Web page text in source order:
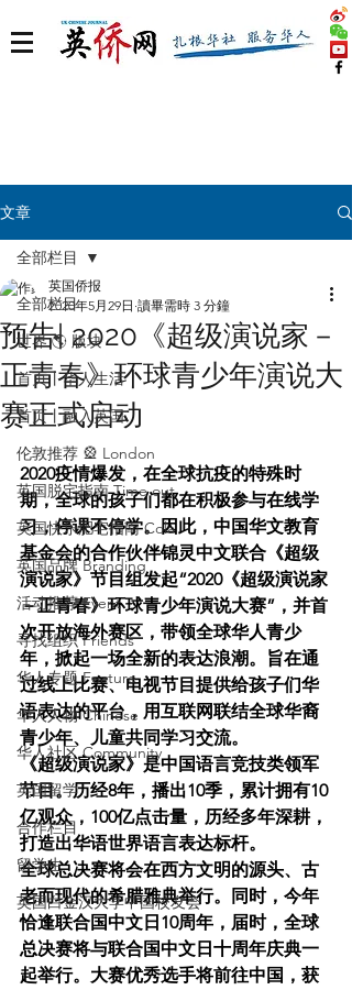
文章
全部栏目
世界 🌎 版块
首页丨华人生活
首页丨融入英国
伦敦推荐 🎡 London
英国脱宅指南 Time out
英国快乐肥宅指南 Cola
英国品牌 Branding
活动推荐 Event
寻找组织 Friends
华人专题 Feature
华人人物 Chinese
华人社区 Community
英国留学
合作栏目
留学生
英国白金汉大学中国校友会
全部栏目
预告| 2020《超级演说家－
正青春》环球青少年演说大
赛正式启动
英国侨报
2020年5月29日 讀畢需時 3 分鐘
2020疫情爆发，在全球抗疫的特殊时
期，全球的孩子们都在积极参与在线学
习，停课不停学。因此，中国华文教育
基金会的合作伙伴锦灵中文联合《超级
演说家》节目组发起“2020《超级演说家
－正青春》环球青少年演说大赛”，并首
次开放海外赛区，带领全球华人青少
年，掀起一场全新的表达浪潮。旨在通
过线上比赛、电视节目提供给孩子们华
语表达的平台，用互联网联结全球华裔
青少年、儿童共同学习交流。
《超级演说家》是中国语言竞技类领军
节目。历经8年，播出10季，累计拥有10
亿观众，100亿点击量，历经多年深耕，
打造出华语世界语言表达标杆。
全球总决赛将会在西方文明的源头、古
老而现代的希腊雅典举行。同时，今年
恰逢联合国中文日10周年，届时，全球
总决赛将与联合国中文日十周年庆典一
起举行。大赛优秀选手将前往中国，获